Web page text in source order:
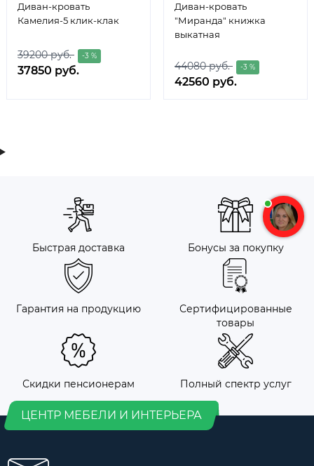
Диван-кровать
Камелия-5 клик-клак
39200 руб. -3 %
37850 руб.
Диван-кровать
"Миранда" книжка
выкатная
44080 руб. -3 %
42560 руб.
Быстрая доставка Бонусы за покупку
Гарантия на продукцию
Сертифицированные
товары
Скидки пенсионерам Полный спектр услуг
ЦЕНТР МЕБЕЛИ И ИНТЕРЬЕРА